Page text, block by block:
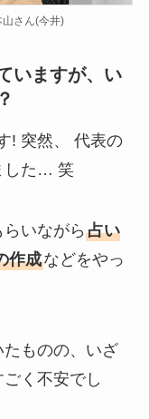
さん(今井)​
いますが、い
! 突然、 代表の
した… 笑
いながら 占い
作成などをやっ
ものの、いざ
く不安でし